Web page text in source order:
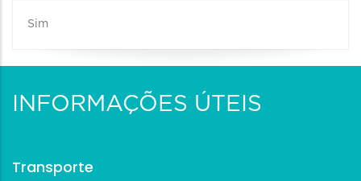
Sim
INFORMAÇÕES ÚTEIS
Transporte